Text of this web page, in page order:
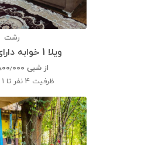
رشت
ویلا 1 خوابه دارای پارکینگ
از شبی
ظرفیت 4 نفر تا 1 نفر اضافه